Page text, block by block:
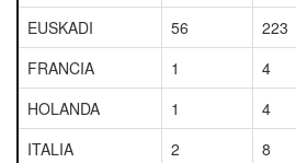
EUSKADI 56 223
FRANCIA
1 4
HOLANDA
1
4
ITALIA
2 8